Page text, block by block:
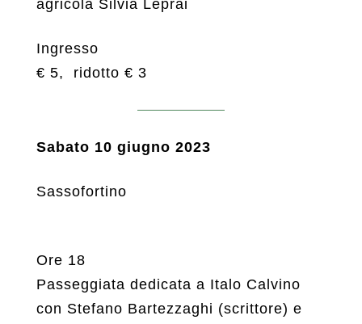
agricola Silvia Leprai
Ingresso
€ 5, ridotto € 3
Sabato 10 giugno 2023
Sassofortino
Ore 18
Passeggiata dedicata a Italo Calvino
con Stefano Bartezzaghi (scrittore) e